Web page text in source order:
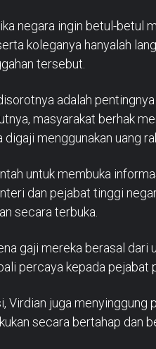
negara ingin betul-betul
koleganya hanyalah
tersebut.
adalah
masyarakat berhak
menggunakan uang
untuk membuka
dan pejabat tinggi
secara terbuka.
gaji mereka berasal dari
percaya kepada pejabat
Virdian juga
secara bertahap dan